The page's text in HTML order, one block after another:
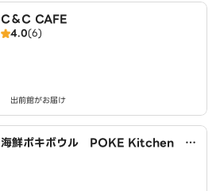
C＆C CAFE
4.0(6)
出前館がお届け
海鮮ポキボウル POKE Kitchen 小